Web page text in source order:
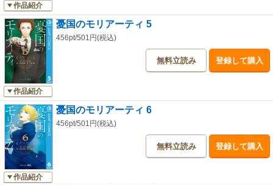
作品紹介
作品紹介
憂国のモリアーティ 5
456pt/501円(税込)
無料立読み 登録して購入
作品紹介
憂国のモリアーティ 6
456pt/501円(税込)
無料立読み 登録して購入